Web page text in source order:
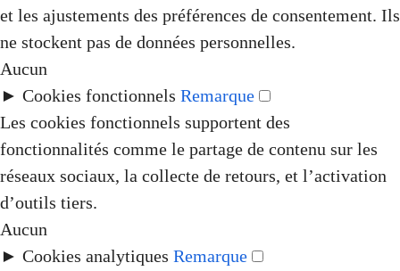
et les ajustements des préférences de consentement. Ils
ne stockent pas de données personnelles.
Aucun
► Cookies fonctionnels Remarque
Les cookies fonctionnels supportent des
fonctionnalités comme le partage de contenu sur les
réseaux sociaux, la collecte de retours, et l’activation
d’outils tiers.
Aucun
► Cookies analytiques Remarque